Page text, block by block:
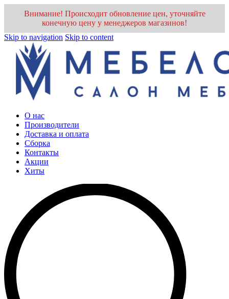
Внимание! Происходит обновление цен, уточняйте
конечную цену у менеджеров магазинов!
Skip to navigation Skip to content
О нас
Производители
Доставка и оплата
Cборка
Контакты
Акции
Хиты